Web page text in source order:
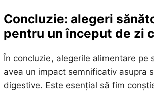
Concluzie: alegeri
pentru un început de zi
În concluzie, alegerile alimentare pe
avea un impact semnificativ asupra
digestive. Este esențial să fim